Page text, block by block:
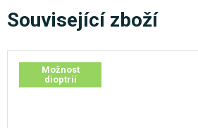
Související zboží
Možnost
dioptrií